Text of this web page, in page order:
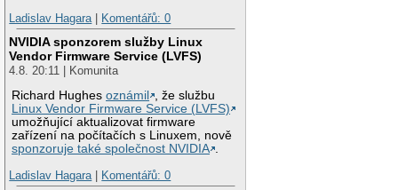
Ladislav Hagara| Komentářů: 0
NVIDIA sponzorem služby Linux
Vendor Firmware Service (LVFS)
4.8. 20:11 | Komunita
Richard Hughesoznámil
, že službu
Linux Vendor Firmware Service (LVFS)
umožňující aktualizovat firmware
zařízení na počítačích s Linuxem, nově
sponzoruje také společnost NVIDIA .
Ladislav Hagara| Komentářů: 0